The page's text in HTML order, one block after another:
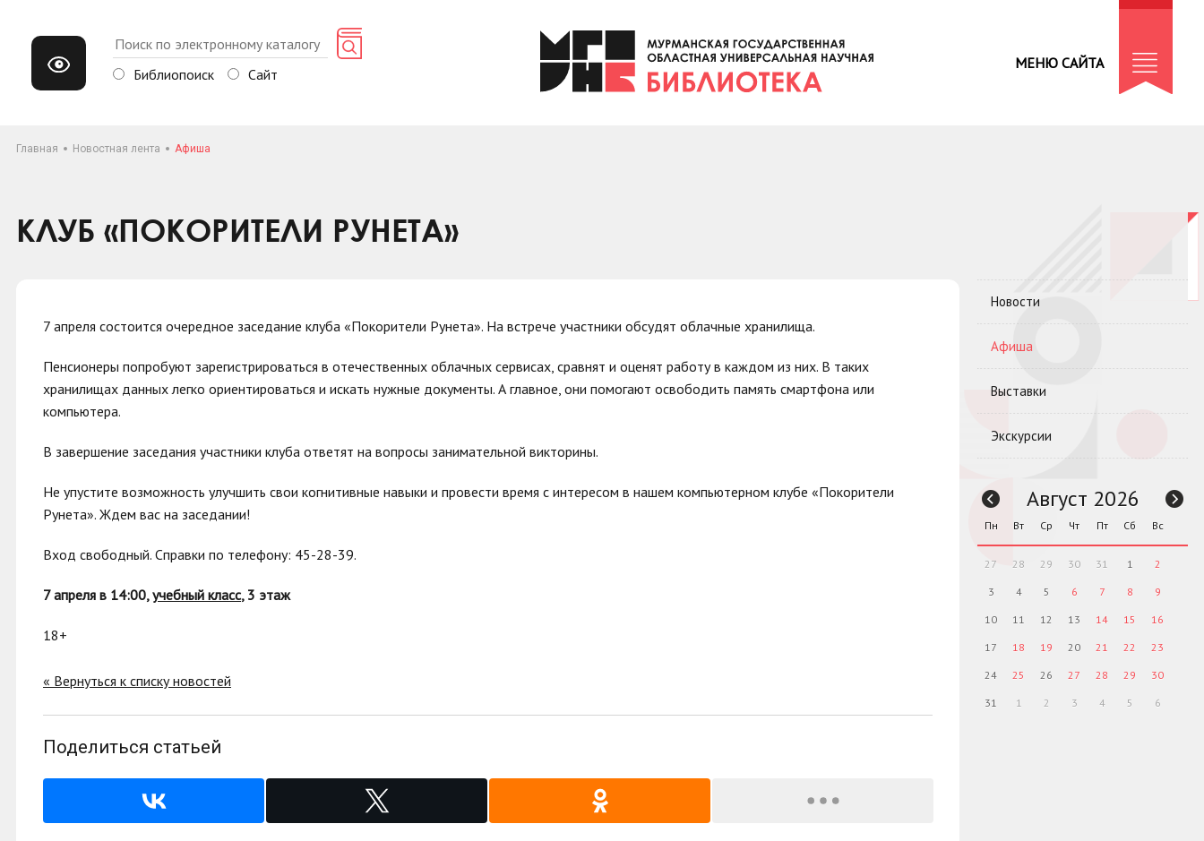
Библиопоиск Сайт
МЕНЮ САЙТА
Главная Новостная лента Афиша
КЛУБ «ПОКОРИТЕЛИ РУНЕТА»
7 апреля состоится очередное заседание клуба «Покорители Рунета». На встрече участники обсудят облачные хранилища.
Пенсионеры попробуют зарегистрироваться в отечественных облачных сервисах, сравнят и оценят работу в каждом из них. В таких
хранилищах данных легко ориентироваться и искать нужные документы. А главное, они помогают освободить память смартфона или
компьютера.
В завершение заседания участники клуба ответят на вопросы занимательной викторины.
Не упустите возможность улучшить свои когнитивные навыки и провести время с интересом в нашем компьютерном клубе «Покорители
Рунета». Ждем вас на заседании!
Вход свободный. Справки по телефону: 45-28-39.
7 апреля в 14:00,учебный класс, 3 этаж
18+
« Вернуться к списку новостей
Поделиться статьей
Новости
Афиша
Выставки
Экскурсии
Август 2026
Пн Вт Ср Чт Пт Сб Вс
27 28 29 30 31 1 2
3 4 5 6 7 8 9
10 11 12 13 14 15 16
17 18 19 20 21 22 23
24 25 26 27 28 29 30
31 1 2 3 4 5 6